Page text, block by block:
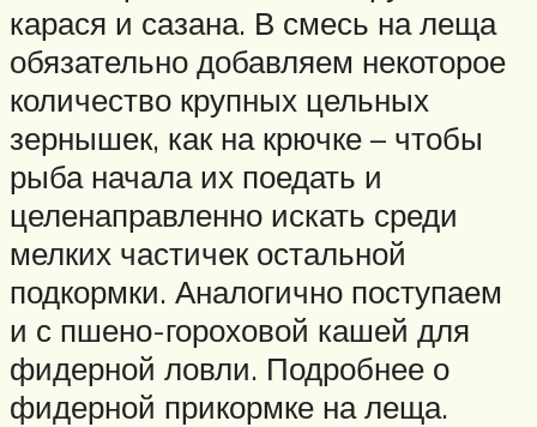
карася и сазана. В смесь на леща
обязательно добавляем некоторое
количество крупных цельных
зернышек, как на крючке – чтобы
рыба начала их поедать и
целенаправленно искать среди
мелких частичек остальной
подкормки. Аналогично поступаем
и с пшено-гороховой кашей для
фидерной ловли. Подробнее о
фидерной прикормке на леща.